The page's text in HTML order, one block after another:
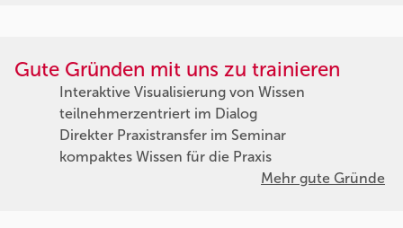
Gute Gründen mit uns zu trainieren
Interaktive Visualisierung von Wissen
teilnehmerzentriert im Dialog
Direkter Praxistransfer im Seminar
kompaktes Wissen für die Praxis
Mehr gute Gründe